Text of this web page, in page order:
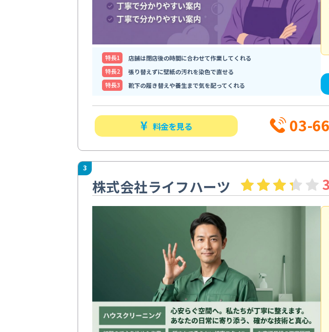
特⻑1
店舗は閉店後の時間に合わせて作業してくれる
特⻑2
張り替えずに壁紙の汚れを染色で直せる
特⻑3
靴下の履き替えや養生まで気を配ってくれる
料金を見る 03-
3
株式会社ライフハーツ